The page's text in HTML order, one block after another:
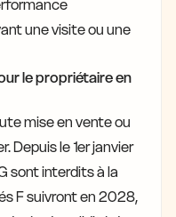
une visite ou une
le propriétaire en
mise en vente ou
Depuis le 1er janvier
sont interdits à la
F suivront en 2028,